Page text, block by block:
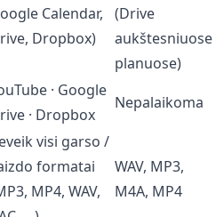
Calendar,
Dropbox)
(Drive
aukštesniuose
planuose)
· Google
· Dropbox
Nepalaikoma
visi garso /
formatai
MP4, WAV,
WAV, MP3,
M4A, MP4